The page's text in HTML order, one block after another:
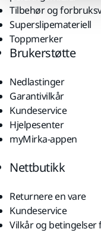
Tilbehør og
Superslipemateriell
Toppmerker
Brukerstøtte
Nedlastinger
Garantivilkår
Kundeservice
Hjelpesenter
myMirka-appen
Nettbutikk
Returnere en vare
Kundeservice
Vilkår og betingelser